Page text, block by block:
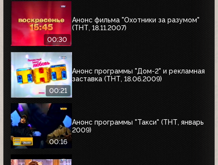
00:30
Анонс фильма "Охотники за разумом"
(ТНТ, 18.11.2007)
00:21
Анонс программы "Дом-2" и рекламная
заставка (ТНТ, 18.06.2009)
00:16
Анонс программы "Такси" (ТНТ, январь
2009)